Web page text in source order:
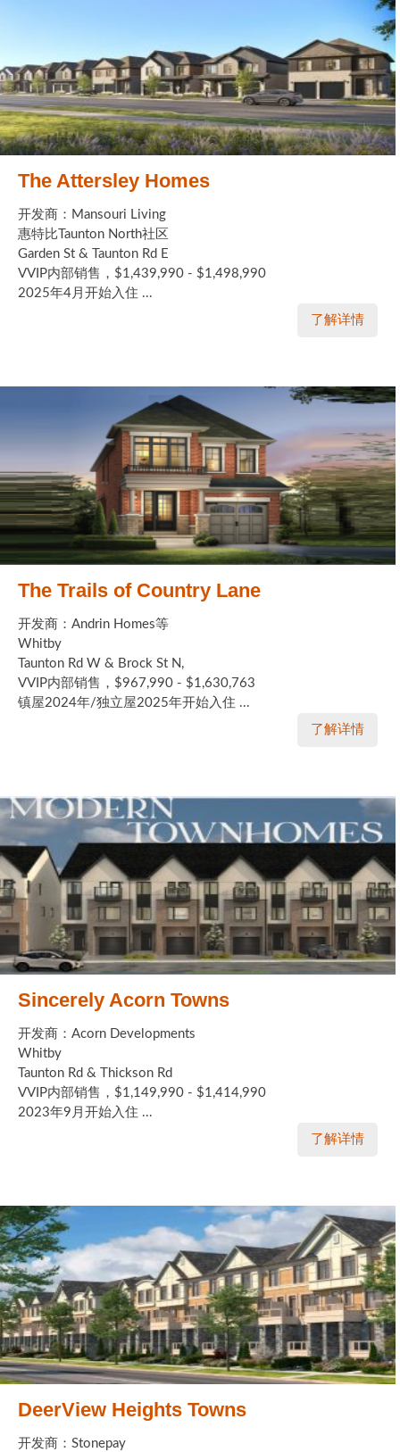
The Attersley Homes
开发商：Mansouri Living
惠特比Taunton North社区
Garden St & Taunton Rd E
VVIP内部销售，$1,439,990 - $1,498,990
2025年4月开始入住 ...
了解详情
The Trails of Country Lane
开发商：Andrin Homes等
Whitby
Taunton Rd W & Brock St N,
VVIP内部销售，$967,990 - $1,630,763
镇屋2024年/独立屋2025年开始入住 ...
了解详情
Sincerely Acorn Towns
开发商：Acorn Developments
Whitby
Taunton Rd & Thickson Rd
VVIP内部销售，$1,149,990 - $1,414,990
2023年9月开始入住 ...
了解详情
DeerView Heights Towns
开发商：Stonepay